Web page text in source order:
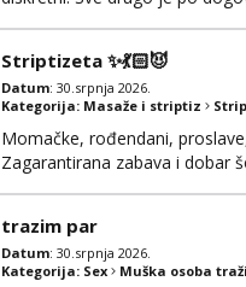
Striptizeta ✨💃🏻😈
Datum: 30.srpnja 2026.
Kategorija: Masaže i striptiz
Momačke, rođendani,
Zagarantirana zabava i dobar
trazim par
Datum: 30.srpnja 2026.
Kategorija: Sex Muška osoba